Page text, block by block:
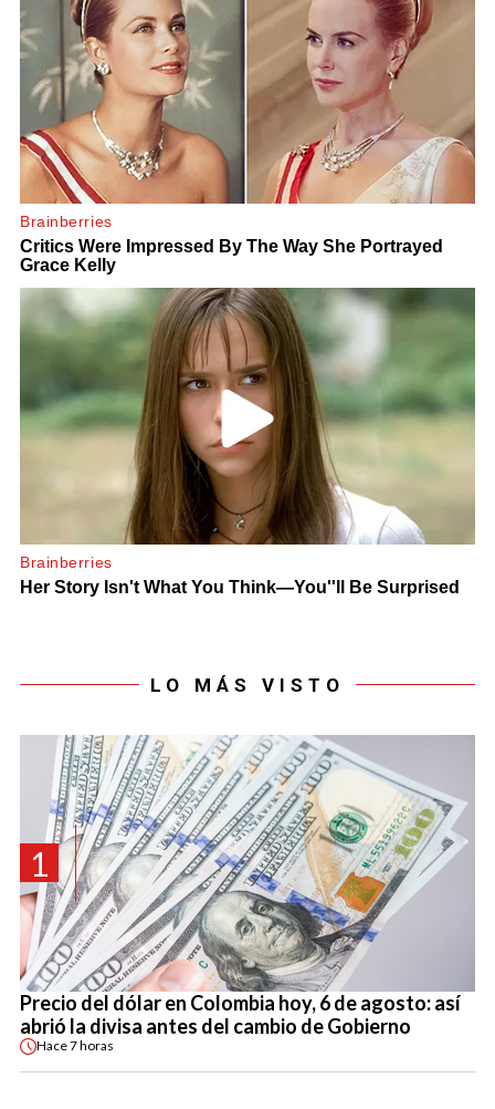
LO MÁS VISTO
1
Precio del dólar en Colombia hoy, 6 de agosto: así
abrió la divisa antes del cambio de Gobierno
Hace7 horas